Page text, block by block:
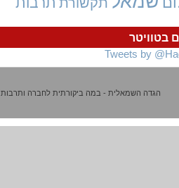
Tweets by
הגדה השמאלית - במה ביקורתית לחברה ותרבות